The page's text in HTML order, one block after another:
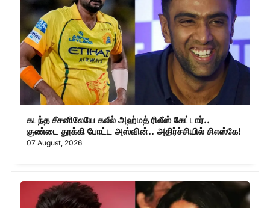
கடந்த சீசனிலேயே கலீல் அஹ்மத் ரிலீஸ் கேட்டார்..
குண்டை தூக்கி போட்ட அஸ்வின்.. அதிர்ச்சியில் சிஎஸ்கே!
07 August, 2026